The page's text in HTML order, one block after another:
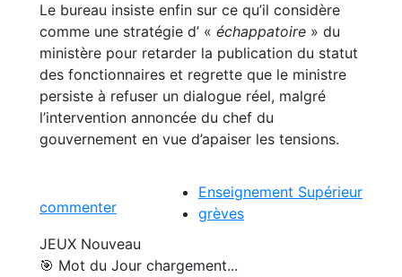
Le bureau insiste enfin sur ce qu’il considère
comme une stratégie d’ « échappatoire » du
ministère pour retarder la publication du statut
des fonctionnaires et regrette que le ministre
persiste à refuser un dialogue réel, malgré
l’intervention annoncée du chef du
gouvernement en vue d’apaiser les tensions.
commenter
Enseignement Supérieur
grèves
JEUX Nouveau
🎯 Mot du Jour chargement...